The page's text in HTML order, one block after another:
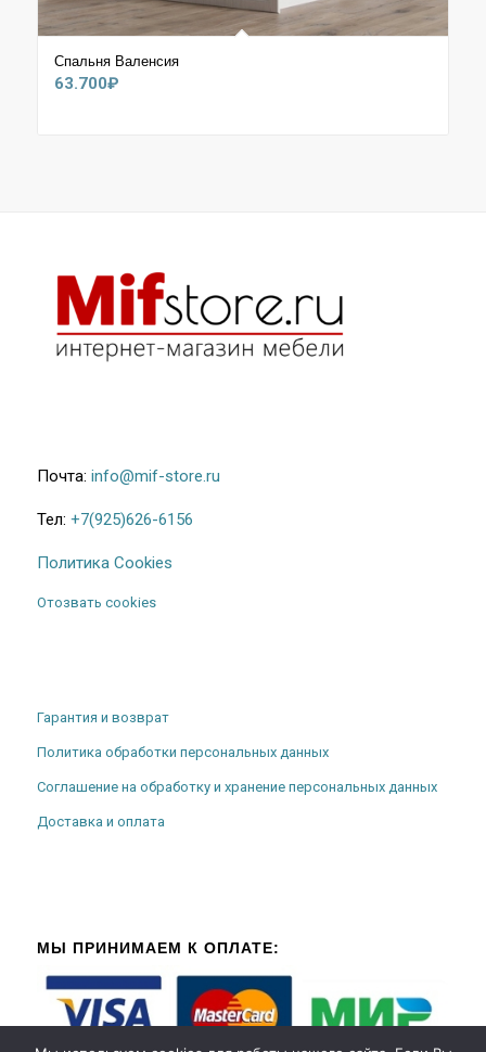
Спальня Валенсия
63.700₽
Почта: info@mif-store.ru
Тел: +7(925)626-6156
Политика Cookies
Отозвать cookies
Гарантия и возврат
Политика обработки персональных данных
Соглашение на обработку и хранение персональных данных
Доставка и оплата
МЫ ПРИНИМАЕМ К ОПЛАТЕ: